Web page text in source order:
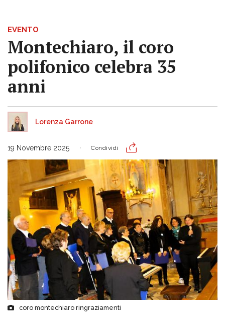
EVENTO
Montechiaro, il coro
polifonico celebra 35
anni
Lorenza Garrone
19 Novembre 2025 Condividi
coro montechiaro ringraziamenti